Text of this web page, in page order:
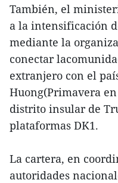
También, el
a la intensificación
mediante la
conectar
extranjero con el
Huong(Primavera
distrito insular de
plataformas DK1.
La cartera, en
autoridades